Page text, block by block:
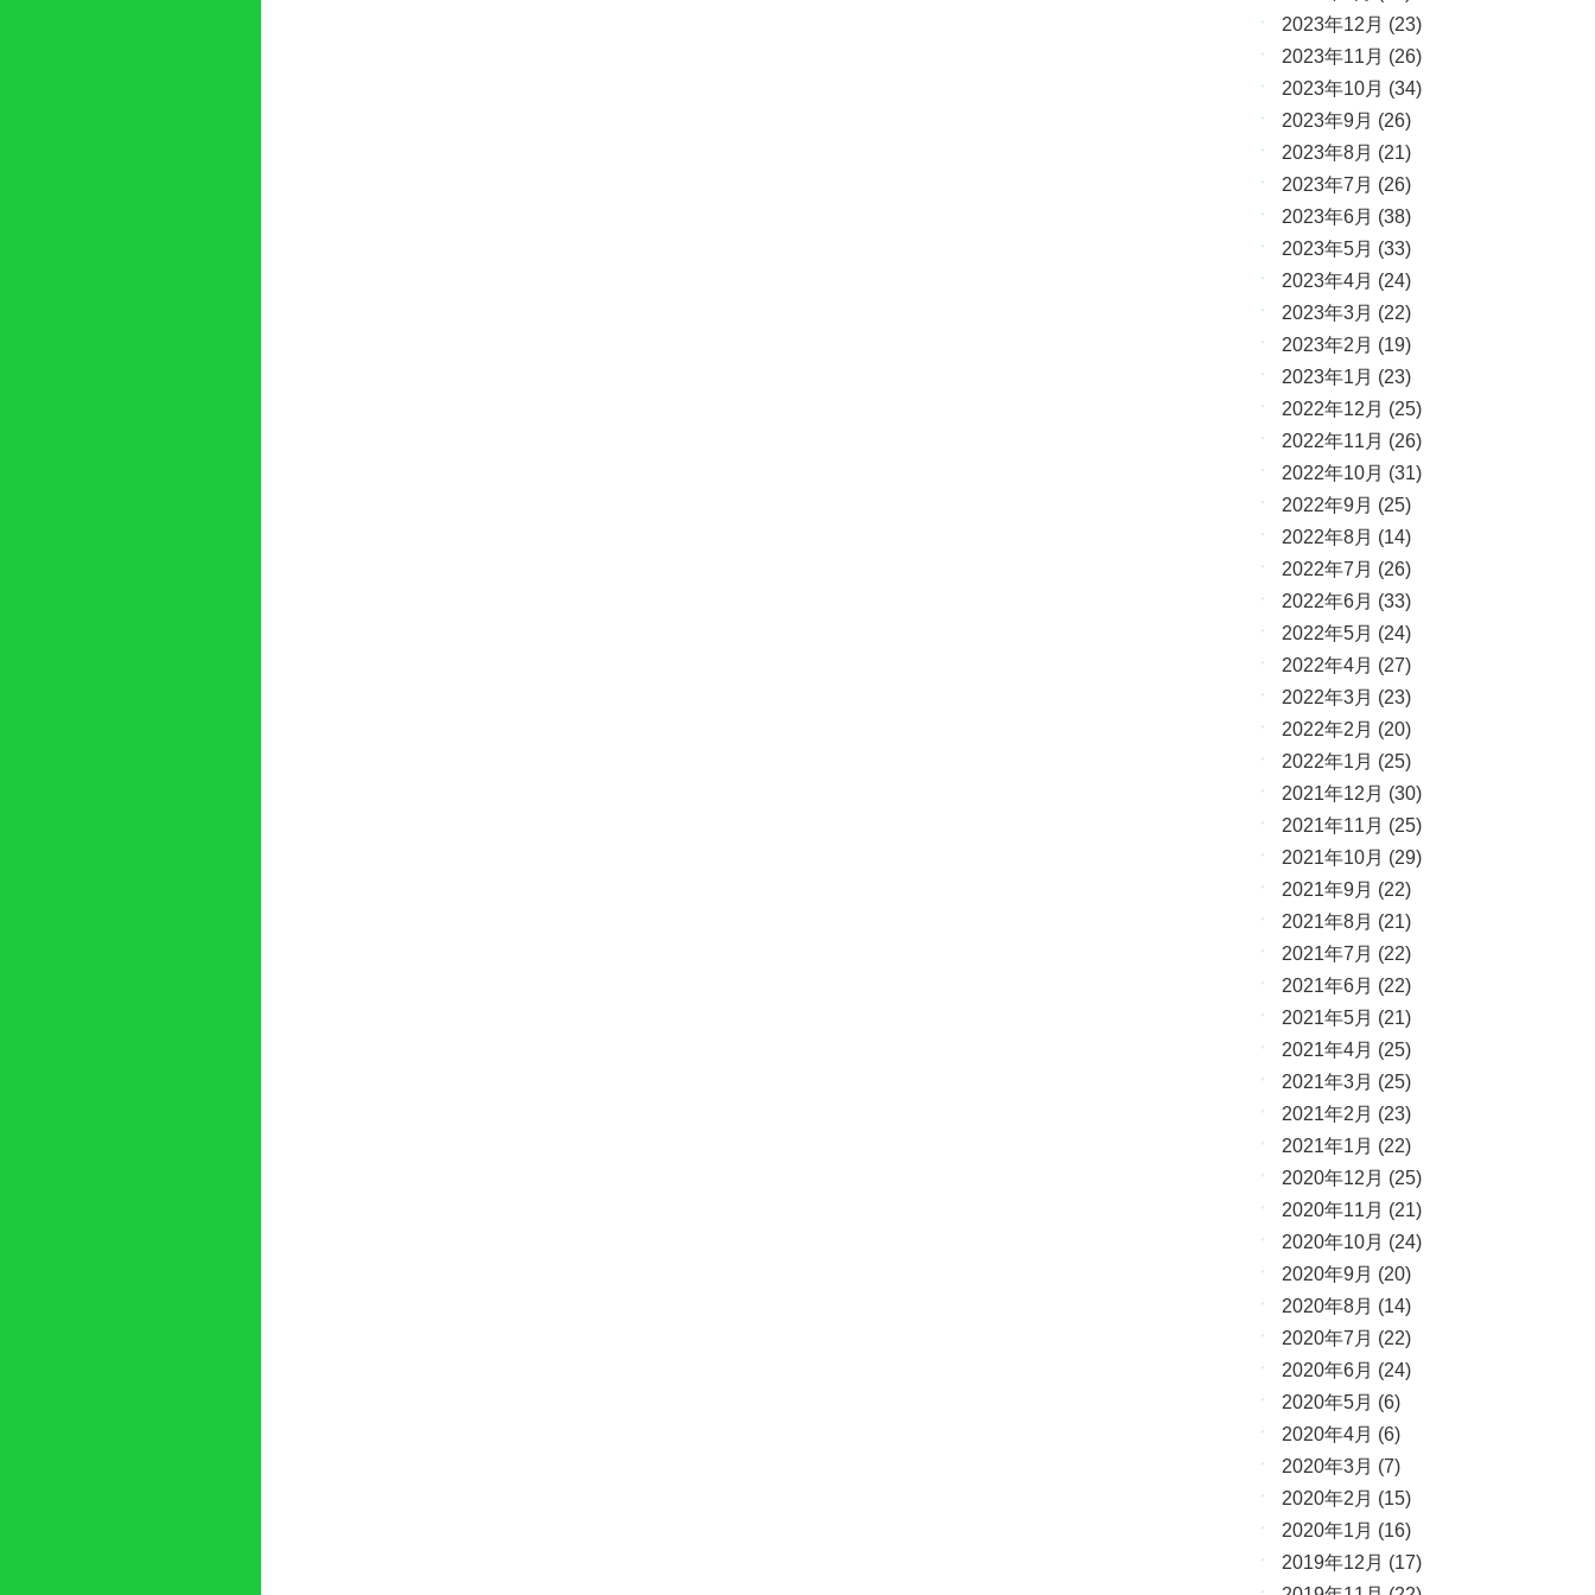
2023年12月 (23)
2023年11月 (26)
2023年10月 (34)
2023年9月 (26)
2023年8月 (21)
2023年7月 (26)
2023年6月 (38)
2023年5月 (33)
2023年4月 (24)
2023年3月 (22)
2023年2月 (19)
2023年1月 (23)
2022年12月 (25)
2022年11月 (26)
2022年10月 (31)
2022年9月 (25)
2022年8月 (14)
2022年7月 (26)
2022年6月 (33)
2022年5月 (24)
2022年4月 (27)
2022年3月 (23)
2022年2月 (20)
2022年1月 (25)
2021年12月 (30)
2021年11月 (25)
2021年10月 (29)
2021年9月 (22)
2021年8月 (21)
2021年7月 (22)
2021年6月 (22)
2021年5月 (21)
2021年4月 (25)
2021年3月 (25)
2021年2月 (23)
2021年1月 (22)
2020年12月 (25)
2020年11月 (21)
2020年10月 (24)
2020年9月 (20)
2020年8月 (14)
2020年7月 (22)
2020年6月 (24)
2020年5月 (6)
2020年4月 (6)
2020年3月 (7)
2020年2月 (15)
2020年1月 (16)
2019年12月 (17)